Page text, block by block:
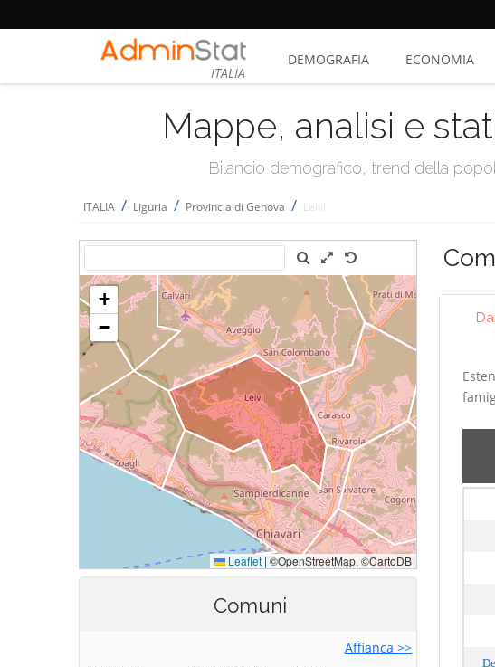
ITALIA
DEMOGRAFIA ECONOMIA
Mappe, analisi e
Bilancio demografico, trend della
ITALIA / Liguria / Provincia di Genova / Leivi
Comuni
Affianca >>